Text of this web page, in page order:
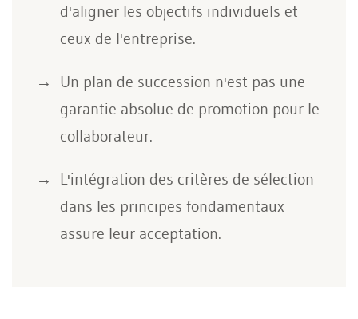
d'aligner les objectifs individuels et
ceux de l'entreprise.
Un plan de succession n'est pas une
garantie absolue de promotion pour le
collaborateur.
L'intégration des critères de sélection
dans les principes fondamentaux
assure leur acceptation.